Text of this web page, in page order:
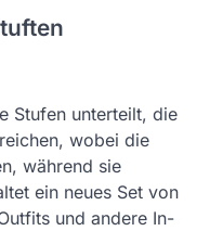
Stufen unterteilt, die
wobei die
während sie
ein neues Set von
und andere In-